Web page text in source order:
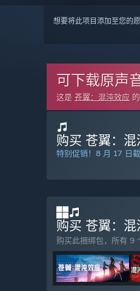
想要将此项目添加至您的
可下载原声
这是 苍翼：混沌效应
购买 苍翼：
特别促销！8 月 17 日
购买 苍翼：
购买此捆绑包，所有 9